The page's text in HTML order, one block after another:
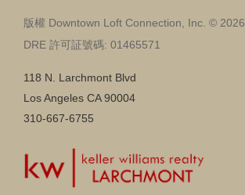
版權 Downtown Loft Connection, Inc. © 2026
DRE 許可証號碼: 01465571
118 N. Larchmont Blvd
Los Angeles CA 90004
310-667-6755